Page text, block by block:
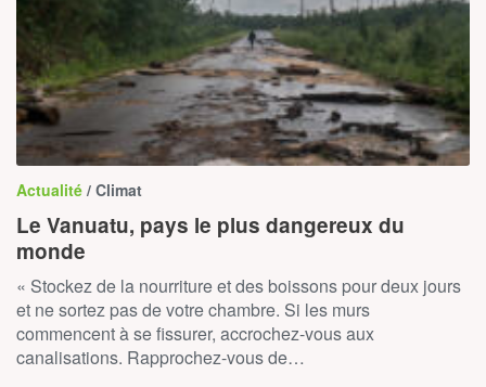
Actualité / Climat
Le Vanuatu, pays le plus dangereux du
monde
« Stockez de la nourriture et des boissons pour deux jours
et ne sortez pas de votre chambre. Si les murs
commencent à se fissurer, accrochez-vous aux
canalisations. Rapprochez-vous de…